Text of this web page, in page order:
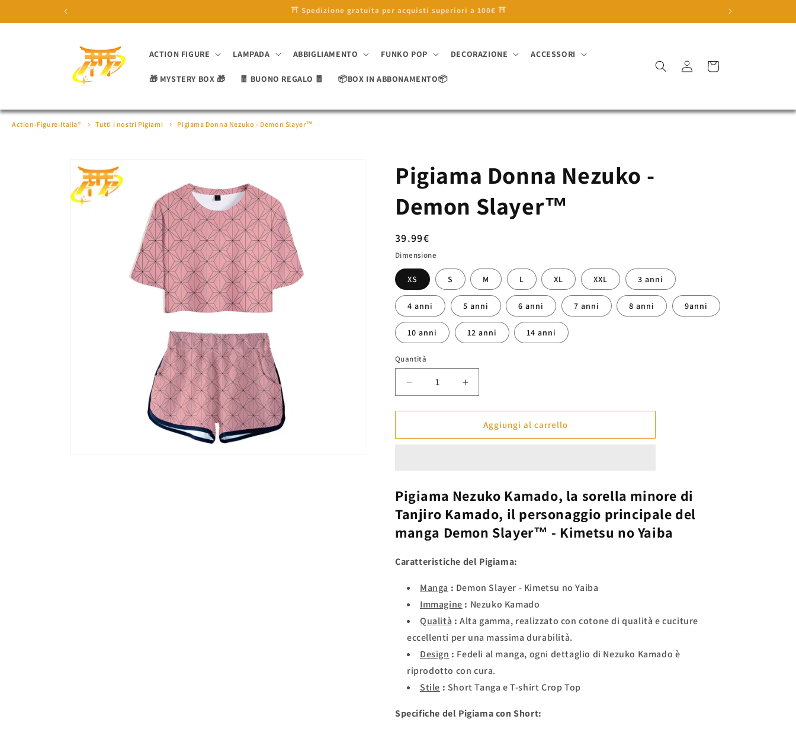
direttamente
ai contenuti
🎁 10% di sconto con il codice 'SAKURA10' 🎁
ACTION FIGURE LAMPADA ABBIGLIAMENTO FUNKO POP DECORAZIONE ACCESSORI
🎁 MYSTERY BOX 🎁 🧧 BUONO REGALO 🧧 📦BOX IN ABBONAMENTO📦
Accedi Carrello
Action-Figure-Italia® Tutti i nostri Pigiami Pigiama Donna Nezuko - Demon Slayer™
informazioni
sul prodotto
Pigiama Donna Nezuko -
Demon Slayer™
Prezzo
di
listino
39.99€
Dimensione
XS S M L XL XXL 3 anni
4 anni 5 anni 6 anni 7 anni 8 anni 9anni
10 anni 12 anni 14 anni
Quantità
Diminuisci
quantità
per
Donna
Aumenta
quantità
per
Pigiama
Donna
Aggiungi al carrello
Pigiama Nezuko Kamado, la sorella minore di
Tanjiro Kamado, il personaggio principale del
manga Demon Slayer™ - Kimetsu no Yaiba
Caratteristiche del Pigiama:
Manga : Demon Slayer - Kimetsu no Yaiba
Immagine : Nezuko Kamado
Qualità : Alta gamma, realizzato con cotone di qualità e cuciture
eccellenti per una massima durabilità.
Design : Fedeli al manga, ogni dettaglio di Nezuko Kamado è
riprodotto con cura.
Stile : Short Tanga e T-shirt Crop Top
Specifiche del Pigiama con Short: